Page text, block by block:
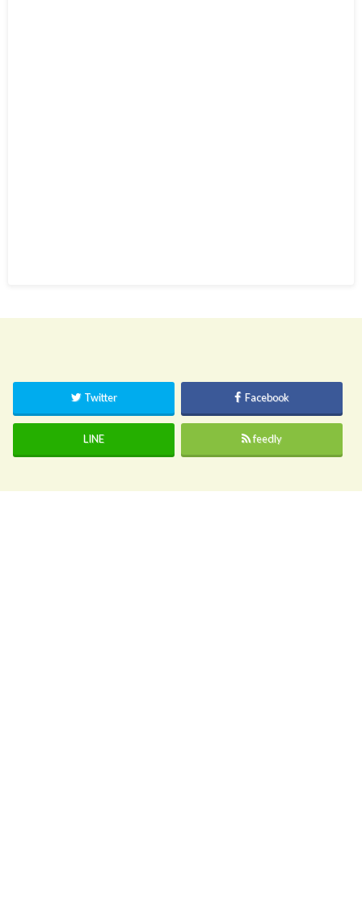
Twitter Facebook
LINE feedly